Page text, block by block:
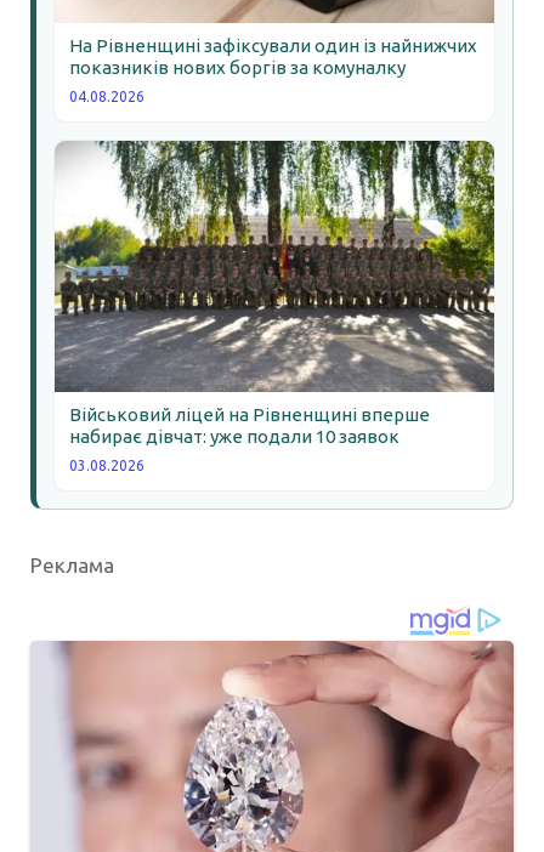
На Рівненщині зафіксували один із найнижчих
показників нових боргів за комуналку
04.08.2026
Військовий ліцей на Рівненщині вперше
набирає дівчат: уже подали 10 заявок
03.08.2026
Реклама